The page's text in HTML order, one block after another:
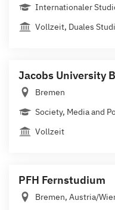
Internationaler
Vollzeit, Duales
Jacobs University
Bremen
Society, Media and
Vollzeit
PFH Fernstudium
Bremen, Austria/